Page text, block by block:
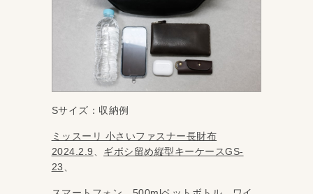
Sサイズ：収納例
ミッスーリ 小さいファスナー長財布
2024.2.9
ギボシ留め縦型キーケースGS-
23